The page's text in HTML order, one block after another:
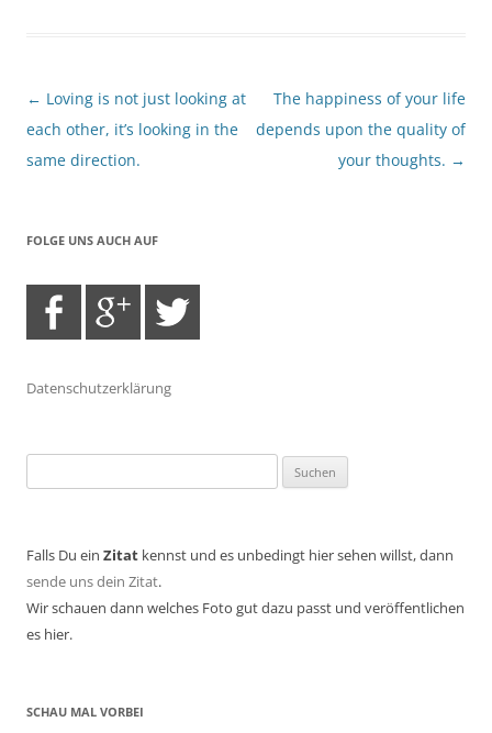
Beitragsnavigation
← Loving is not just looking at
each other, it’s looking in the
same direction.
The happiness of your life
depends upon the quality of
your thoughts. →
FOLGE UNS AUCH AUF
Datenschutzerklärung
nach:
Falls Du ein Zitat kennst und es unbedingt hier sehen willst, dann
sende uns dein Zitat.
Wir schauen dann welches Foto gut dazu passt und veröffentlichen
es hier.
SCHAU MAL VORBEI